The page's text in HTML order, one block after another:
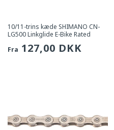
10/11-trins kæde SHIMANO CN-
LG500 Linkglide E-Bike Rated
Sædvanlig
Fra 127,00 DKK